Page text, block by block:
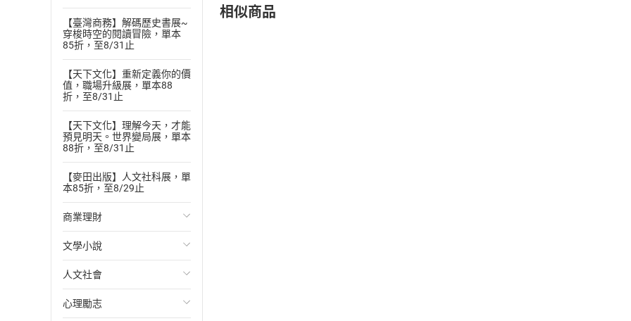
【臺灣商務】解碼歷史書展~
穿梭時空的閱讀冒險，單本
85折，至8/31止
【天下文化】重新定義你的價
值，職場升級展，單本88
折，至8/31止
【天下文化】理解今天，才能
預見明天。世界變局展，單本
88折，至8/31止
【麥田出版】人文社科展，單
本85折，至8/29止
商業理財
投資理財
經濟/趨勢
財務/金融
文學小說
歐美文學
日本文學
人文社會
國際關係
心理勵志
相似商品